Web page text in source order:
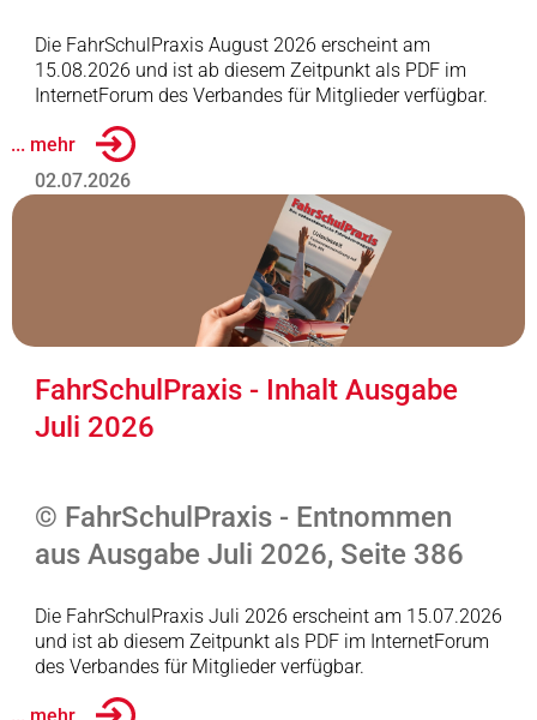
Die FahrSchulPraxis August 2026 erscheint am
15.08.2026 und ist ab diesem Zeitpunkt als PDF im
InternetForum des Verbandes für Mitglieder verfügbar.
... mehr
02.07.2026
FahrSchulPraxis - Inhalt Ausgabe
Juli 2026
© FahrSchulPraxis - Entnommen
aus Ausgabe Juli 2026, Seite 386
Die FahrSchulPraxis Juli 2026 erscheint am 15.07.2026
und ist ab diesem Zeitpunkt als PDF im InternetForum
des Verbandes für Mitglieder verfügbar.